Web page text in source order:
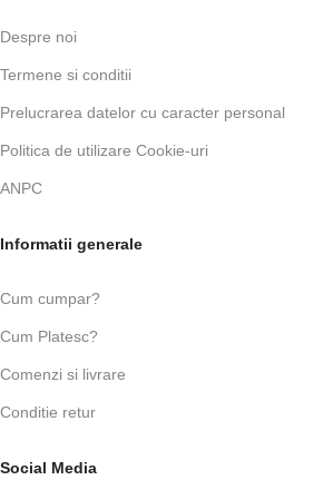
Despre noi
Termene si conditii
Prelucrarea datelor cu caracter personal
Politica de utilizare Cookie-uri
ANPC
Informatii generale
Cum cumpar?
Cum Platesc?
Comenzi si livrare
Conditie retur
Social Media